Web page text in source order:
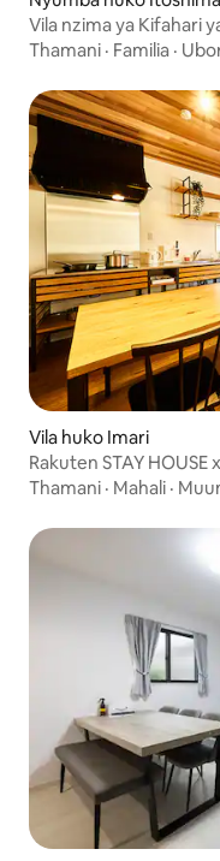
Vila nzima ya Kifahari
Thamani · Familia ·
Vila huko Imari
Rakuten STAY HOUSE
Thamani · Mahali ·